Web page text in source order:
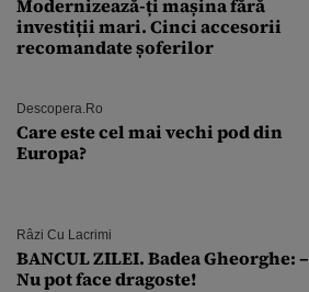
Modernizează-ți mașina fără
investiții mari. Cinci accesorii
recomandate șoferilor
Descopera.ro
Care este cel mai vechi pod din
Europa?
Râzi Cu Lacrimi
BANCUL ZILEI. Badea Gheorghe: –
Nu pot face dragoste!